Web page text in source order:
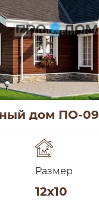
дом ПО-09
Размер
12х10